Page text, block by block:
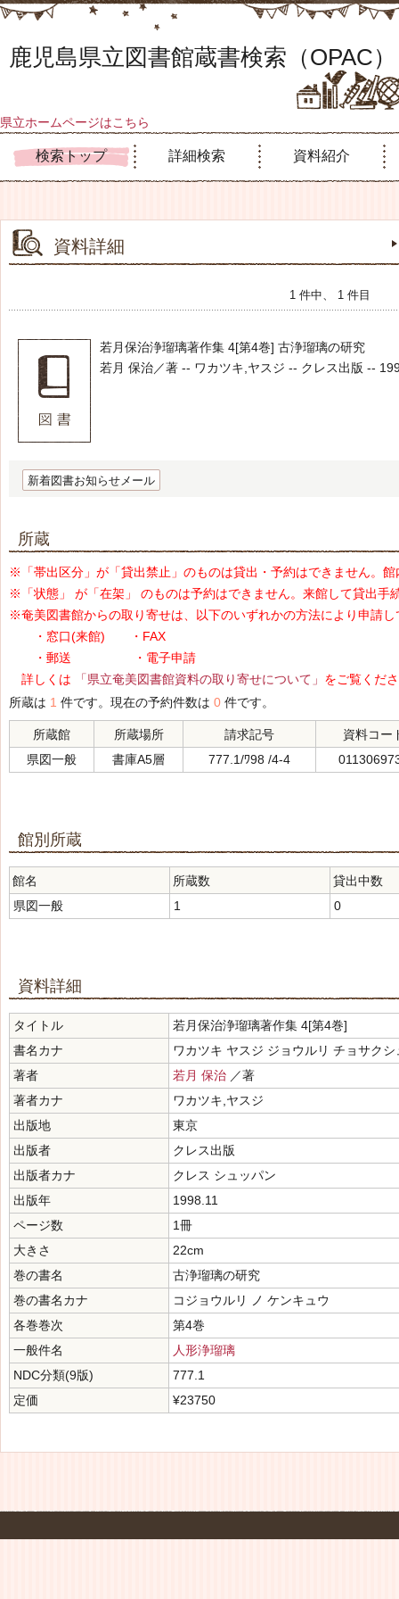
鹿児島県立図書館蔵書検索（OPAC）
県立ホームページはこちら
検索トップ 詳細検索 資料紹介
資料詳細
1 件中、 1 件目
若月保治浄瑠璃著作集 4[第4巻] 古浄瑠璃の研究
若月 保治／著 -- ワカツキ,ヤスジ -- クレス出版 --
新着図書お知らせメール
所蔵
※「帯出区分」が「貸出禁止」のものは貸出・予約はできません。
※「状態」 が「在架」 のものは予約はできません。来館して貸出手
※奄美図書館からの取り寄せは、以下のいずれかの方法により申請し
・窓口(来館) ・FAX
・郵送 ・電子申請
詳しくは
「県立奄美図書館資料の取り寄せについて」 をご覧くだ
所蔵は 1 件です。現在の予約件数は 0 件です。
所蔵館 所蔵場所 請求記号
資料コー
県図一般
書庫A5層 777.1/ﾜ98 /4-4
館別所蔵
館名 所蔵数
貸出中数
県図一般
1 0
資料詳細
タイトル
若月保治浄瑠璃著作集 4[第4巻]
書名カナ
ワカツキ ヤスジ ジョウルリ チョサクシ
著者
若月 保治 ／著
著者カナ
ワカツキ,ヤスジ
出版地
東京
出版者
クレス出版
出版者カナ
クレス シュッパン
出版年
1998.11
ページ数
1冊
大きさ
22cm
巻の書名
古浄瑠璃の研究
巻の書名カナ
コジョウルリ ノ ケンキュウ
各巻巻次
第4巻
一般件名
人形浄瑠璃
NDC分類(9版)
777.1
定価
¥23750